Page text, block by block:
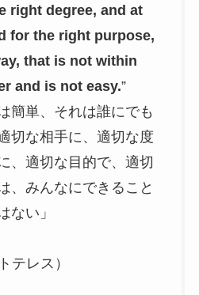
right degree, and at
for the right purpose,
that is not within
and is not easy.”
簡単、それは誰にでも
切な相手に、適切な度
、適切な目的で、適切
、みんなにできること
ない」
テレス）